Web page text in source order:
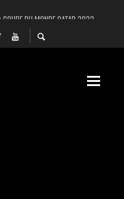
DU MONDE QATAR 2022
HORS SERVICE! EST-CE UNE CYBER-
MARS EN ULTRA-HAUTE DÉFINITION
VOL HABITÉ DE SPACEX
BEN ALI, SERA-T-IL ENTERRÉ EN